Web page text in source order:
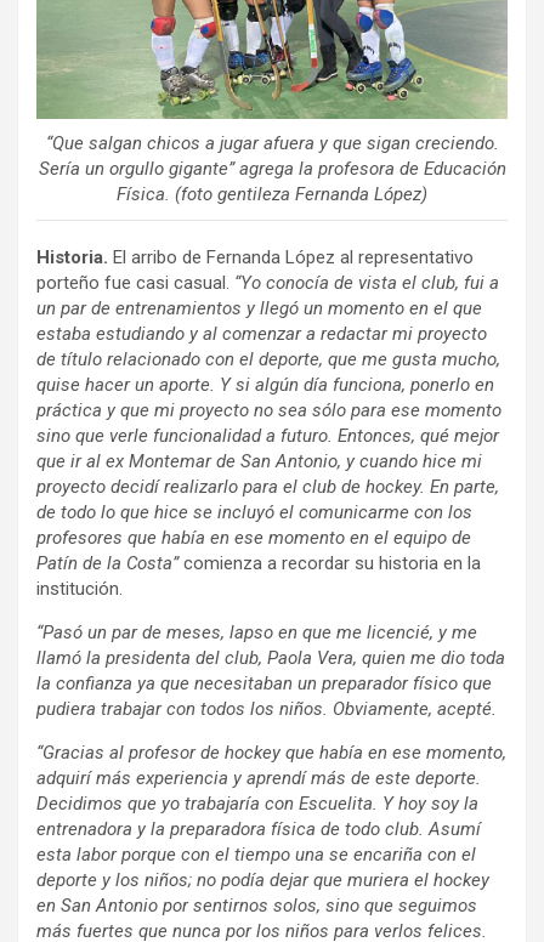
“Que salgan chicos a jugar afuera y que sigan creciendo.
Sería un orgullo gigante” agrega la profesora de Educación
Física. (foto gentileza Fernanda López)
Historia. El arribo de Fernanda López al representativo
porteño fue casi casual. “Yo conocía de vista el club, fui a
un par de entrenamientos y llegó un momento en el que
estaba estudiando y al comenzar a redactar mi proyecto
de título relacionado con el deporte, que me gusta mucho,
quise hacer un aporte. Y si algún día funciona, ponerlo en
práctica y que mi proyecto no sea sólo para ese momento
sino que verle funcionalidad a futuro. Entonces, qué mejor
que ir al ex Montemar de San Antonio, y cuando hice mi
proyecto decidí realizarlo para el club de hockey. En parte,
de todo lo que hice se incluyó el comunicarme con los
profesores que había en ese momento en el equipo de
Patín de la Costa”comienza a recordar su historia en la
institución.
“Pasó un par de meses, lapso en que me licencié, y me
llamó la presidenta del club, Paola Vera, quien me dio toda
la confianza ya que necesitaban un preparador físico que
pudiera trabajar con todos los niños. Obviamente, acepté.
“Gracias al profesor de hockey que había en ese momento,
adquirí más experiencia y aprendí más de este deporte.
Decidimos que yo trabajaría con Escuelita. Y hoy soy la
entrenadora y la preparadora física de todo club. Asumí
esta labor porque con el tiempo una se encariña con el
deporte y los niños; no podía dejar que muriera el hockey
en San Antonio por sentirnos solos, sino que seguimos
más fuertes que nunca por los niños para verlos felices.